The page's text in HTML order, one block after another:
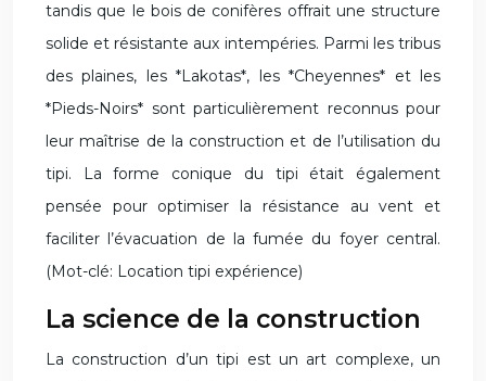
tandis que le bois de conifères offrait une structure
solide et résistante aux intempéries. Parmi les tribus
des plaines, les *Lakotas*, les *Cheyennes* et les
*Pieds-Noirs* sont particulièrement reconnus pour
leur maîtrise de la construction et de l’utilisation du
tipi. La forme conique du tipi était également
pensée pour optimiser la résistance au vent et
faciliter l’évacuation de la fumée du foyer central.
(Mot-clé: Location tipi expérience)
La science de la construction
La construction d’un tipi est un art complexe, un